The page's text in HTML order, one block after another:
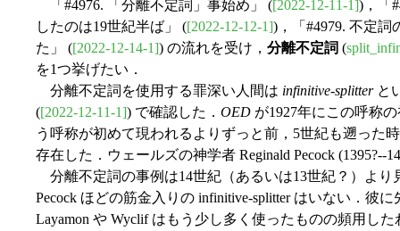
「#4976. 「分離不定詞」事始め」 ([2022-12-11-1])，「
したのは19世紀半ば」 ([2022-12-12-1])，「#4979. 不定
た」 ([2022-12-14-1]) の流れを受け， 分離不定詞 (
を1つ挙げたい．
分離不定詞を使用する罪深い人間は infinitive-splitterと
([2022-12-11-1]) で確認した． OED が1927年にこの呼称
う呼称が初めて現われるよりずっと前，5世紀も遡った
存在した．ウェールズの神学者 Reginald Pecock (1395?--
分離不定詞の事例は14世紀（あるいは13世紀？）より
Pecock ほどの筋金入りの infinitive-splitter はいない．彼
Layamon や Wyclif はもう少し多く使ったものの頻用した